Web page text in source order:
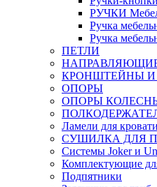
РУЧКИ
Ручка
Ручка
ПЕТЛИ
КРОНШТЕЙНЫ И
ОПОРЫ
ОПОРЫ
Ламели для кровати
СУШИЛКА ДЛЯ
Системы Joker и
Комплектующие
Подпятники